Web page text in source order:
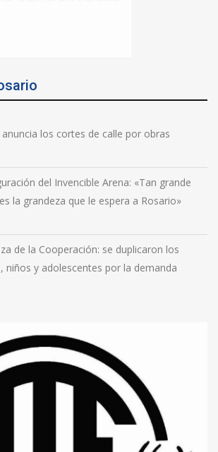
los cortes de calle por obras
del Invencible Arena: «Tan grande
la grandeza que le espera a Rosario»
de la Cooperación: se duplicaron los
niños y adolescentes por la demanda